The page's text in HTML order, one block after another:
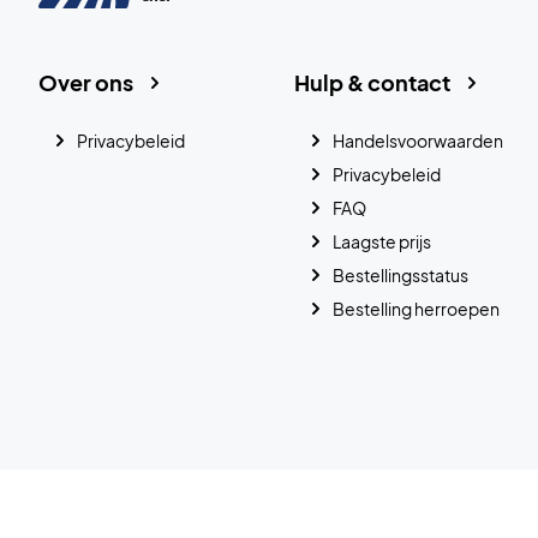
Hulp & contact
Handelsvoorwaarden
Privacybeleid
FAQ
Laagste prijs
Bestellingsstatus
Bestelling herroepen
Over ons
Privacybeleid